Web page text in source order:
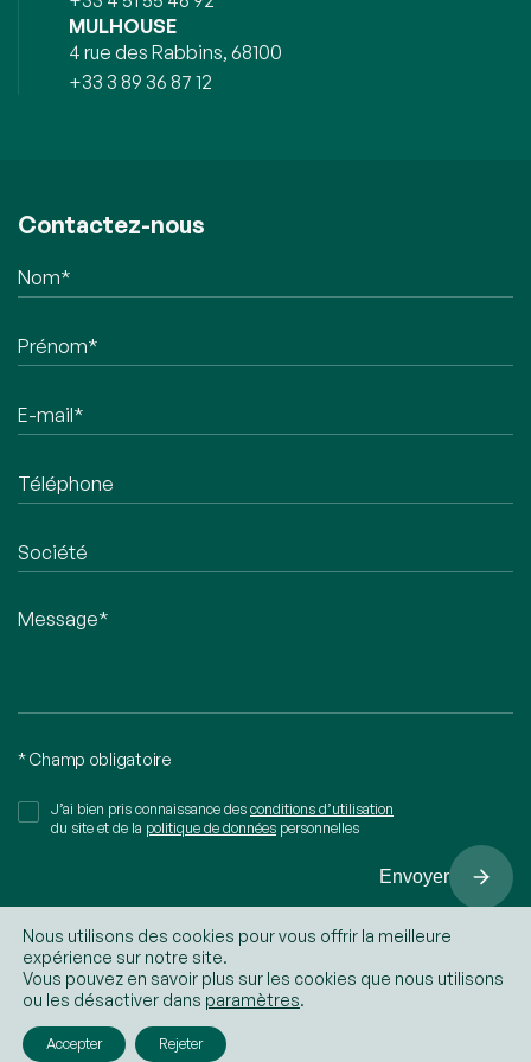
MULHOUSE
4 rue des Rabbins, 68100
+33 3 89 36 87 12
Contactez-nous
* Champ obligatoire
Envoyer
J’ai bien pris connaissance des conditions d’utilisation
du site et de la politique de données personnelles
© BCCL Avocats
eliott & markus
Nous utilisons des cookies pour vous offrir la meilleure
expérience sur notre site.
Vous pouvez en savoir plus sur les cookies que nous utilisons
ou les désactiver dans paramètres.
Accepter Rejeter